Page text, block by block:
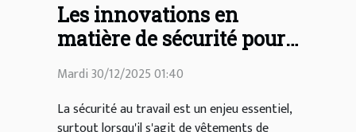
Les innovations en
matière de sécurité pour
les cottes de travail ?
Mardi 30/12/2025 01:40
La sécurité au travail est un enjeu essentiel,